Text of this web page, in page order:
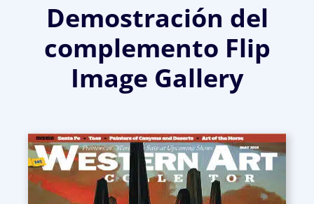
Demostración del
complemento Flip
Image Gallery